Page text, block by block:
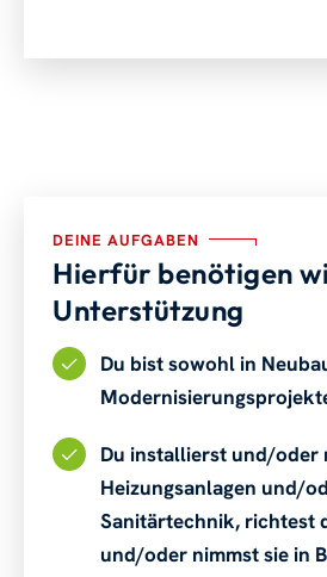
DEINE AUFGABEN
Hierfür benötigen
Unterstützung
Du bist sowohl in
Du installierst und/oder
Heizungsanlagen und/
Sanitärtechnik, richtest
und/oder nimmst sie in